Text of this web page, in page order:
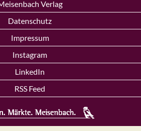
Verlag
Datenschutz
Impressum
Instagram
LinkedIn
RSS Feed